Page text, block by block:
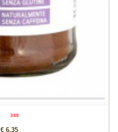
348
€ 6,35